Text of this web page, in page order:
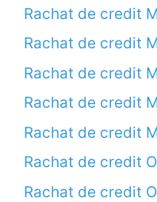
Rachat de credit
Rachat de credit
Rachat de credit
Rachat de credit
Rachat de credit
Rachat de credit
Rachat de credit